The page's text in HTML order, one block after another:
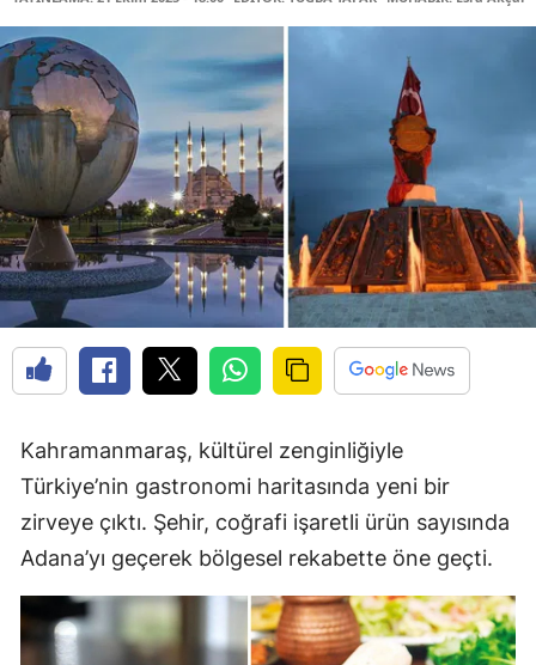
Kahramanmaraş, kültürel zenginliğiyle
Türkiye’nin gastronomi haritasında yeni bir
zirveye çıktı. Şehir, coğrafi işaretli ürün sayısında
Adana’yı geçerek bölgesel rekabette öne geçti.